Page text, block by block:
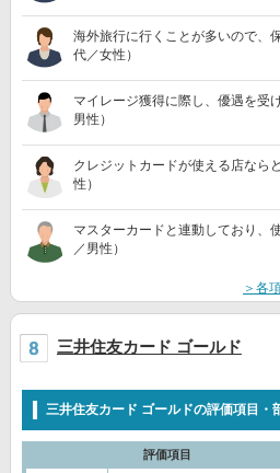
海外旅行に行くことが多いので、
代／女性）
マイレージ獲得に際し、優遇を受
男性）
クレジットカードが使える店なら
性）
マスターカードと連動しており、
／男性）
＞各
三井住友カード ゴールド
三井住友カード ゴールドの評価項目・
評価項目